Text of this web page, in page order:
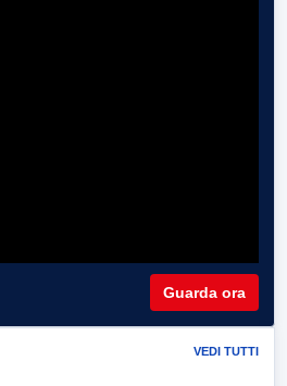
Guarda ora
VEDI TUTTI